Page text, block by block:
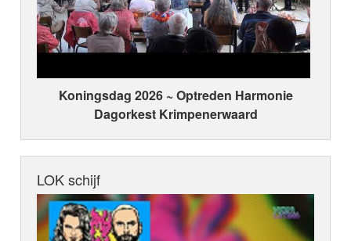
Koningsdag 2026 ~ Optreden Harmonie
Dagorkest Krimpenerwaard
LOK schijf